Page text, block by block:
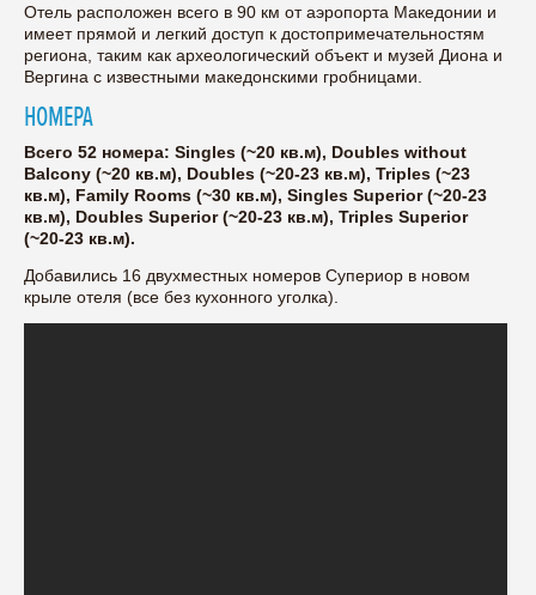
Отель расположен всего в 90 км от аэропорта Македонии и
имеет прямой и легкий доступ к достопримечательностям
региона, таким как археологический объект и музей Диона и
Вергина с известными македонскими гробницами.
НОМЕРА
Всего 52 номера: Singles (~20 кв.м), Doubles without
Balcony (~20 кв.м), Doubles (~20-23 кв.м), Triples (~23
кв.м), Family Rooms (~30 кв.м), Singles Superior (~20-23
кв.м), Doubles Superior (~20-23 кв.м), Triples Superior
(~20-23 кв.м).
Добавились 16 двухместных номеров Супериор в новом
крыле отеля (все без кухонного уголка).